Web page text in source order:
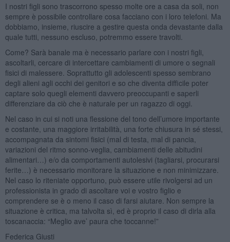
I nostri figli sono trascorrono spesso molte ore a casa da soli, non
sempre è possibile controllare cosa facciano con i loro telefoni. Ma
dobbiamo, insieme, riuscire a gestire questa onda devastante dalla
quale tutti, nessuno escluso, potremmo essere travolti.
Come? Sarà banale ma è necessario parlare con i nostri figli,
ascoltarli, cercare di intercettare cambiamenti di umore o segnali
fisici di malessere. Soprattutto gli adolescenti spesso sembrano
degli alieni agli occhi dei genitori e so che diventa difficile poter
captare solo quegli elementi davvero preoccupanti e saperli
differenziare da ciò che è naturale per un ragazzo di oggi.
Nel caso in cui si noti una flessione del tono dell’umore importante
e costante, una maggiore irritabilità, una forte chiusura in sé stessi,
accompagnata da sintomi fisici (mal di testa, mal di pancia,
variazioni del ritmo sonno-veglia, cambiamenti delle abitudini
alimentari…) e/o da comportamenti autolesivi (tagliarsi, procurarsi
ferite…) è necessario monitorare la situazione e non minimizzare.
Nel caso lo riteniate opportuno, può essere utile rivolgersi ad un
professionista in grado di ascoltare voi e vostro figlio e
comprendere se è o meno il caso di farsi aiutare. Non sempre la
situazione è critica, ma talvolta sì, ed è proprio il caso di dirla alla
toscanaccia: “Meglio ave’ paura che toccanne!”
Federica Giusti